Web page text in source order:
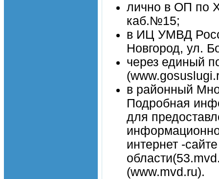
лично в ОП по
каб.№15;
в ИЦ УМВД
Новгород, ул.
через единый
в районный
Подробная
для
интернет -
(www.mvd.ru).